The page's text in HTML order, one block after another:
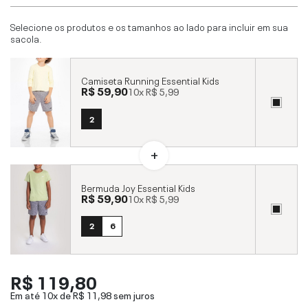
Selecione os produtos e os tamanhos ao lado para incluir em sua
sacola.
Camiseta Running Essential Kids
R$ 59,9010xR$ 5,99
2
Bermuda Joy Essential Kids
R$ 59,9010xR$ 5,99
2 6
R$ 119,80
Em até 10x deR$ 11,98sem juros